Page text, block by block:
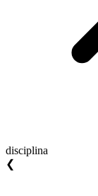
disciplina
❮